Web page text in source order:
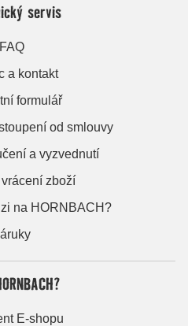
servis
FAQ
a kontakt
formulář
od smlouvy
a vyzvednutí
zboží
na HORNBACH?
E-shopu